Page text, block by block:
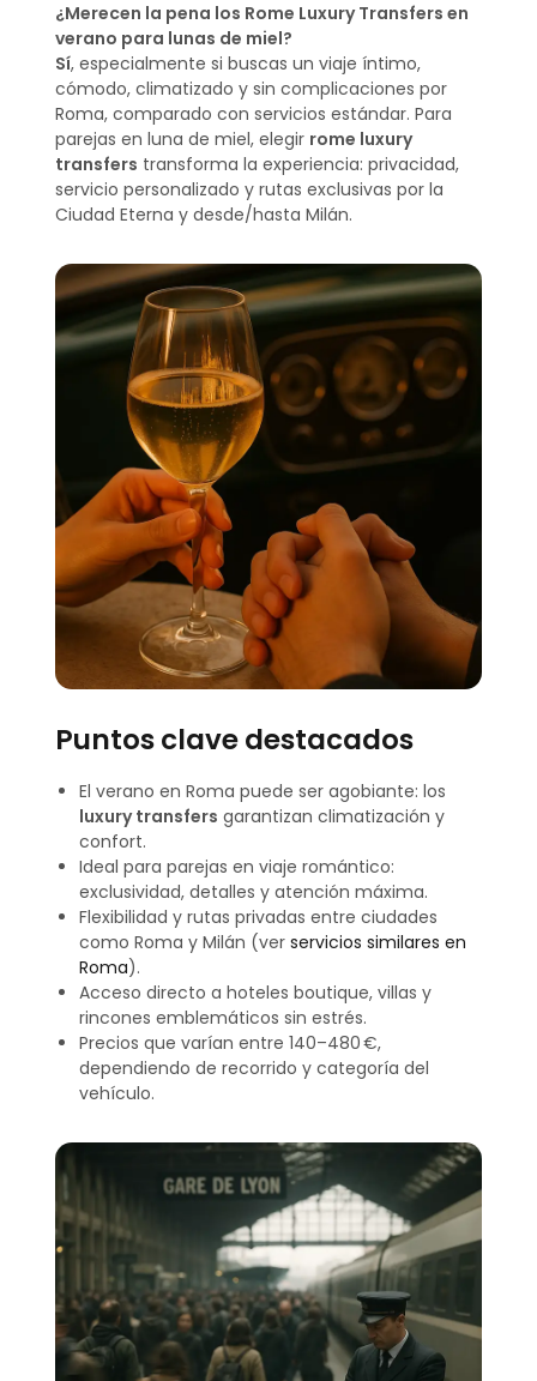
¿Merecen la pena los Rome Luxury Transfers en
verano para lunas de miel?
Sí, especialmente si buscas un viaje íntimo,
cómodo, climatizado y sin complicaciones por
Roma, comparado con servicios estándar. Para
parejas en luna de miel, elegir rome luxury
transfers transforma la experiencia: privacidad,
servicio personalizado y rutas exclusivas por la
Ciudad Eterna y desde/hasta Milán.
Puntos clave destacados
El verano en Roma puede ser agobiante: los
luxury transfers garantizan climatización y
confort.
Ideal para parejas en viaje romántico:
exclusividad, detalles y atención máxima.
Flexibilidad y rutas privadas entre ciudades
como Roma y Milán (verservicios similares en
Roma).
Acceso directo a hoteles boutique, villas y
rincones emblemáticos sin estrés.
Precios que varían entre 140–480 €,
dependiendo de recorrido y categoría del
vehículo.